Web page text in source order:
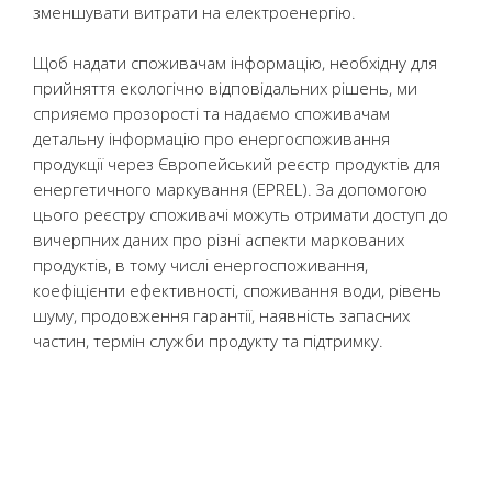
зменшувати витрати на електроенергію.
Щоб надати споживачам інформацію, необхідну для
прийняття екологічно відповідальних рішень, ми
сприяємо прозорості та надаємо споживачам
детальну інформацію про енергоспоживання
продукції через Європейський реєстр продуктів для
енергетичного маркування (EPREL). За допомогою
цього реєстру споживачі можуть отримати доступ до
вичерпних даних про різні аспекти маркованих
продуктів, в тому числі енергоспоживання,
коефіцієнти ефективності, споживання води, рівень
шуму, продовження гарантії, наявність запасних
частин, термін служби продукту та підтримку.